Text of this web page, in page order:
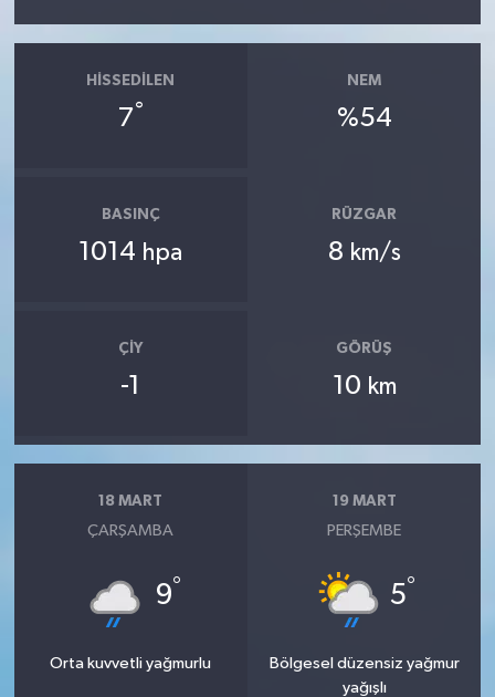
HISSEDILEN
7°
NEM
%54
BASINÇ
1014 hpa
RÜZGAR
8 km/s
ÇIY
-1
GÖRÜŞ
10 km
18 MART
ÇARŞAMBA
9°
Orta kuvvetli yağmurlu
19 MART
PERŞEMBE
5°
Bölgesel düzensiz yağmur
yağışlı